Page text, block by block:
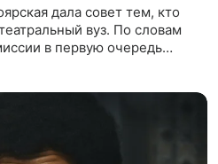
дала совет тем, кто
вуз. По словам
в первую очередь